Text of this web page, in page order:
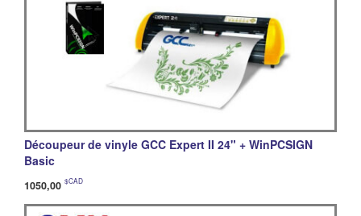
Découpeur de vinyle GCC Expert II 24" + WinPCSIGN
Basic
1050,00 $CAD